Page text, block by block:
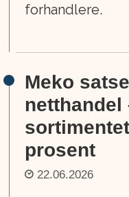
forhandlere.
Meko
netthandel
prosent
22.06.2026